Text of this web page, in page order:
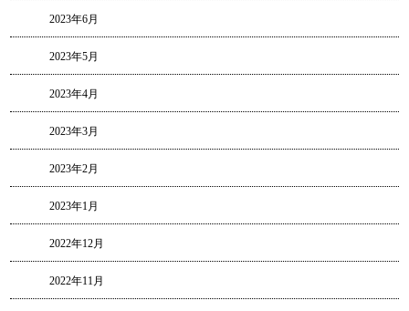
2023年6月
2023年5月
2023年4月
2023年3月
2023年2月
2023年1月
2022年12月
2022年11月